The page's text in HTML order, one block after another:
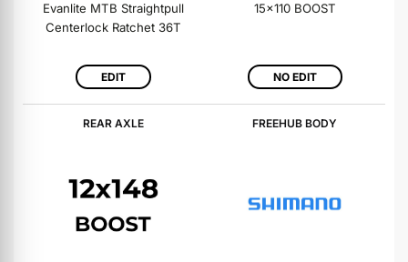
Evanlite MTB Straightpull
Centerlock Ratchet 36T
EDIT
15x110 BOOST
NO EDIT
REAR AXLE FREEHUB BODY